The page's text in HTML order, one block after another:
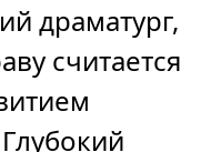
драматург,
считается